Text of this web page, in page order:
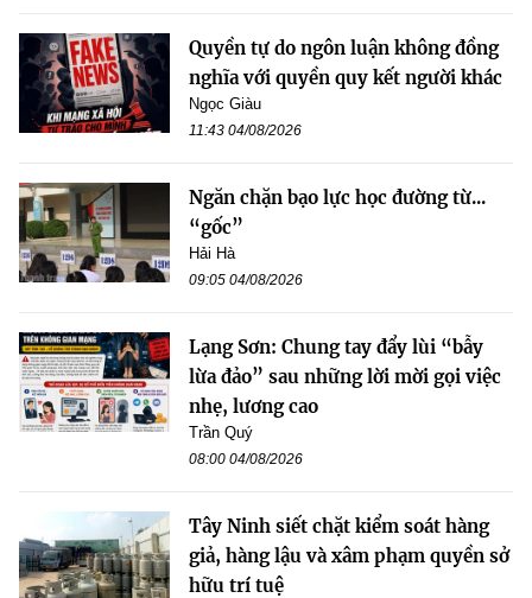
Quyền tự do ngôn luận không đồng
nghĩa với quyền quy kết người khác
Ngọc Giàu
11:43 04/08/2026
Ngăn chặn bạo lực học đường từ...
“gốc”
Hải Hà
09:05 04/08/2026
Lạng Sơn: Chung tay đẩy lùi “bẫy
lừa đảo” sau những lời mời gọi việc
nhẹ, lương cao
Trần Quý
08:00 04/08/2026
Tây Ninh siết chặt kiểm soát hàng
giả, hàng lậu và xâm phạm quyền sở
hữu trí tuệ